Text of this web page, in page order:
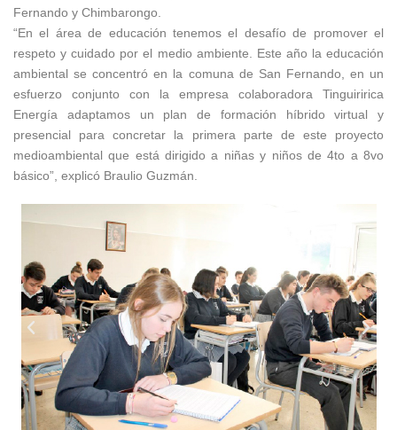
Fernando y Chimbarongo.
“En el área de educación tenemos el desafío de promover el
respeto y cuidado por el medio ambiente. Este año la educación
ambiental se concentró en la comuna de San Fernando, en un
esfuerzo conjunto con la empresa colaboradora Tinguiririca
Energía adaptamos un plan de formación híbrido virtual y
presencial para concretar la primera parte de este proyecto
medioambiental que está dirigido a niñas y niños de 4to a 8vo
básico”, explicó Braulio Guzmán.